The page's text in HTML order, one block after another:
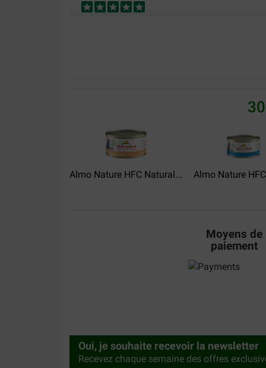
Almo Nature HFC Natural... Almo Nature
Moyens de
paiement
Oui, je souhaite recevoir la newsletter
Recevez chaque semaine des offres